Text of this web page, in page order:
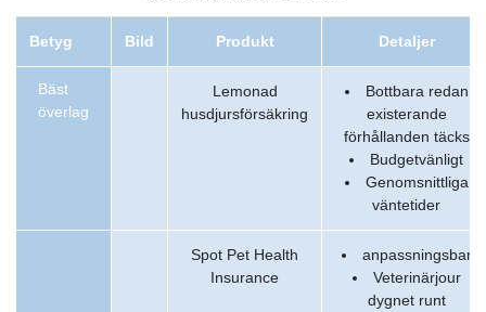
Betyg Bild Produkt Detaljer
Bäst
överlag
Lemonad
husdjursförsäkring
Bottbara redan
existerande
förhållanden täcks
Budgetvänligt
Genomsnittliga
väntetider
Spot Pet Health
Insurance
anpassningsbar
Veterinärjour
dygnet runt